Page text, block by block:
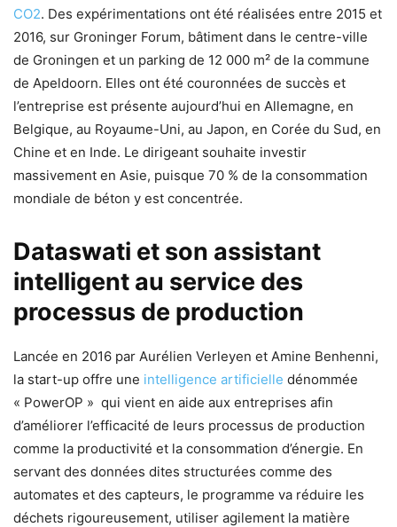
CO2. Des expérimentations ont été réalisées entre 2015 et
2016, sur Groninger Forum, bâtiment dans le centre-ville
de Groningen et un parking de 12 000 m² de la commune
de Apeldoorn. Elles ont été couronnées de succès et
l’entreprise est présente aujourd’hui en Allemagne, en
Belgique, au Royaume-Uni, au Japon, en Corée du Sud, en
Chine et en Inde. Le dirigeant souhaite investir
massivement en Asie, puisque 70 % de la consommation
mondiale de béton y est concentrée.
Dataswati et son assistant
intelligent au service des
processus de production
Lancée en 2016 par Aurélien Verleyen et Amine Benhenni,
la start-up offre une intelligence artificielle dénommée
« PowerOP » qui vient en aide aux entreprises afin
d’améliorer l’efficacité de leurs processus de production
comme la productivité et la consommation d’énergie. En
servant des données dites structurées comme des
automates et des capteurs, le programme va réduire les
déchets rigoureusement, utiliser agilement la matière